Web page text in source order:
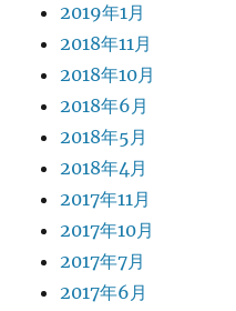
2019年1月
2018年11月
2018年10月
2018年6月
2018年5月
2018年4月
2017年11月
2017年10月
2017年7月
2017年6月